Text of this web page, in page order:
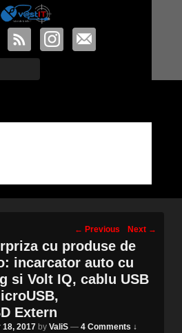
Post
navigation
← Previous Next →
cu produse de
incarcator auto cu
si Volt IQ, cablu USB
Extern
18, 2017 by ValiS — 4 Comments ↓